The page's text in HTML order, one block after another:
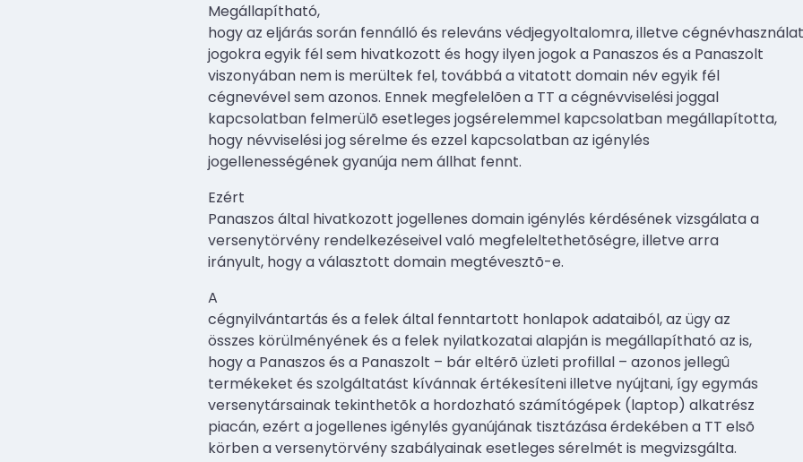
Megállapítható,
hogy az eljárás során fennálló és releváns védjegyoltalomra, illetve
jogokra egyik fél sem hivatkozott és hogy ilyen jogok a Panaszos és a Panaszolt
viszonyában nem is merültek fel, továbbá a vitatott domain név egyik fél
cégnevével sem azonos. Ennek megfelelõen a TT a cégnévviselési joggal
kapcsolatban felmerülõ esetleges jogsérelemmel kapcsolatban megállapította,
hogy névviselési jog sérelme és ezzel kapcsolatban az igénylés
jogellenességének gyanúja nem állhat fennt.
Ezért
Panaszos által hivatkozott jogellenes domain igénylés kérdésének vizsgálata a
versenytörvény rendelkezéseivel való megfeleltethetõségre, illetve arra
irányult, hogy a választott domain megtévesztõ-e.
A
cégnyilvántartás és a felek által fenntartott honlapok adataiból, az ügy az
összes körülményének és a felek nyilatkozatai alapján is megállapítható az is,
hogy a Panaszos és a Panaszolt – bár eltérõ üzleti profillal – azonos jellegû
termékeket és szolgáltatást kívánnak értékesíteni illetve nyújtani, így egymás
versenytársainak tekinthetõk a hordozható számítógépek (laptop) alkatrész
piacán, ezért a jogellenes igénylés gyanújának tisztázása érdekében a TT elsõ
körben a versenytörvény szabályainak esetleges sérelmét is megvizsgálta.